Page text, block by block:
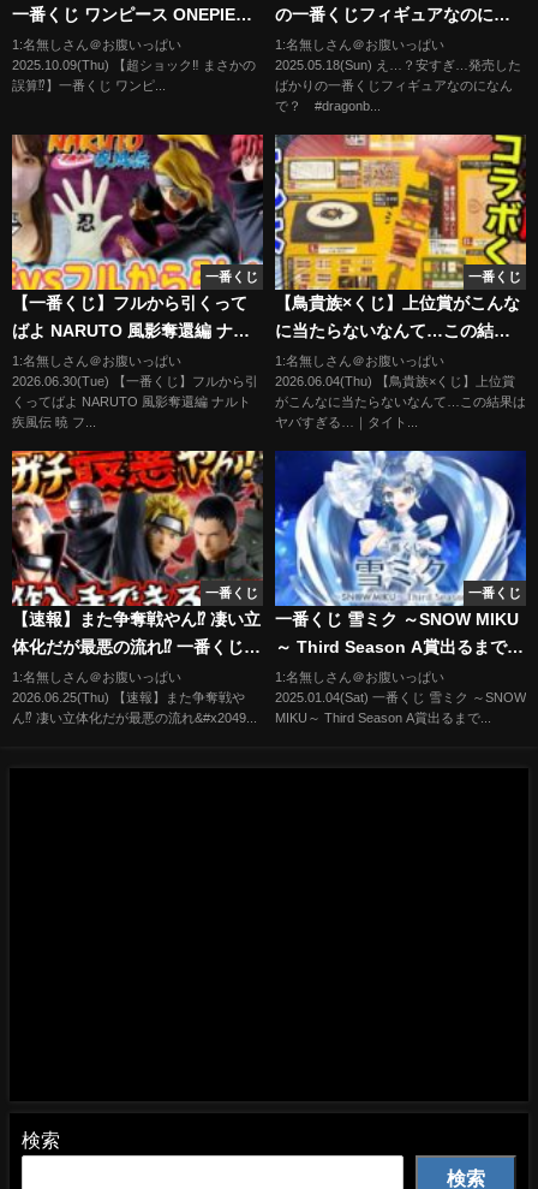
一番くじ ワンピース ONEPIECE
The Unbreakable Law ロー ベ
ポ コラソン ドフラミンゴ ラスト
ワン賞
1:名無しさん＠お腹いっぱい
2025.10.09(Thu) 【超ショック‼︎ まさかの
誤算⁉︎】一番くじ ワンピ...
の一番くじフィギュアなのにな
んで？ #dragonball
#dragonballz #ドラゴンボール
#shorts #short
1:名無しさん＠お腹いっぱい
2025.05.18(Sun) え…？安すぎ…発売した
ばかりの一番くじフィギュアなのになん
で？ #dragonb...
一番くじ
【一番くじ】フルから引くって
ばよ NARUTO 風影奪還編 ナル
ト疾風伝 暁 フィギュア デイダラ
我愛羅 カカシ サクラ ドラゴンボ
ール ジョジョ ヒロアカ ワンピー
1:名無しさん＠お腹いっぱい
2026.06.30(Tue) 【一番くじ】フルから引
くってばよ NARUTO 風影奪還編 ナルト
疾風伝 暁 フ...
一番くじ
【鳥貴族×くじ】上位賞がこんな
に当たらないなんて…この結果
はヤバすぎる…｜タイトーく
じ 鳥貴族
1:名無しさん＠お腹いっぱい
2026.06.04(Thu) 【鳥貴族×くじ】上位賞
がこんなに当たらないなんて…この結果は
ヤバすぎる…｜タイト...
一番くじ
【速報】また争奪戦やん⁉︎ 凄い立
体化だが最悪の流れ⁉︎ 一番くじ
NARUTO ナルト 疾風伝 風影奪
還編 飛段・角都編 発売前夜の最
終チェック サソリ デイダラ サク
1:名無しさん＠お腹いっぱい
2026.06.25(Thu) 【速報】また争奪戦や
ん⁉︎ 凄い立体化だが最悪の流れ&#x2049...
一番くじ
一番くじ 雪ミク ～SNOW MIKU
～ Third Season A賞出るまで引
いてみた！！！！！
1:名無しさん＠お腹いっぱい
2025.01.04(Sat) 一番くじ 雪ミク ～SNOW
MIKU～ Third Season A賞出るまで...
検索
検索